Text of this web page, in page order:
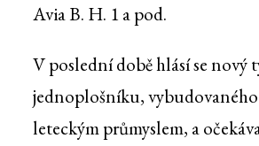
Avia B. H. 1 a pod.
V poslední době hlásí se nový
jednoplošníku,
leteckým průmyslem, a